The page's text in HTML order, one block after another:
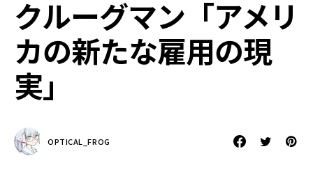
クルーグマン「アメリ
カの新たな雇用の現
実」
OPTICAL_FROG